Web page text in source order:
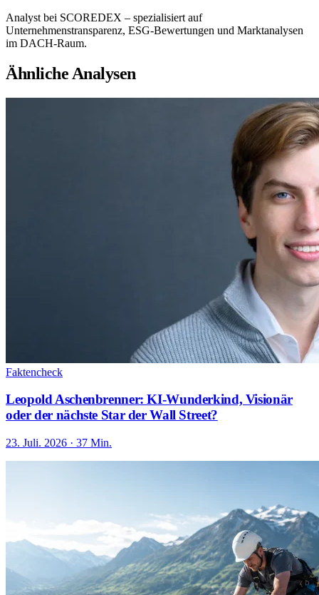
Analyst bei SCOREDEX – spezialisiert auf
Unternehmenstransparenz, ESG-Bewertungen und Marktanalysen
im DACH-Raum.
Ähnliche Analysen
Faktencheck
Leopold Aschenbrenner: KI-Wunderkind, Visionär
oder der nächste Star der Wall Street?
23. Juli. 2026 · 37 Min.